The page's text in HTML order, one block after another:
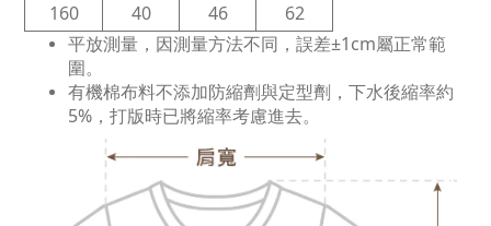
160
40 46
62
平放測量，因測量方法不同，誤差±1cm屬正常範
圍。
有機棉布料不添加防縮劑與定型劑，下水後縮率約
5%，打版時已將縮率考慮進去。